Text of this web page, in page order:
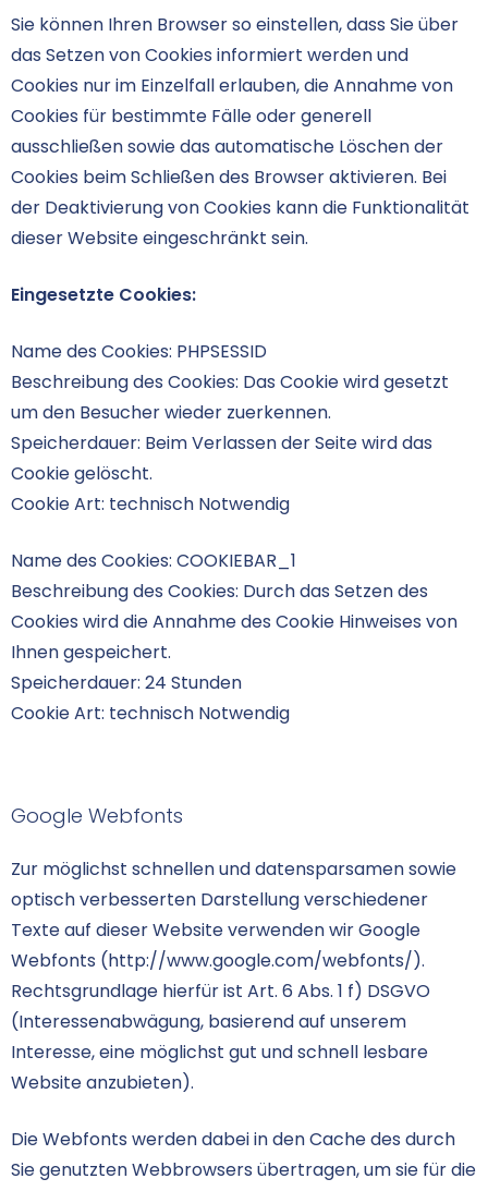
Sie können Ihren Browser so einstellen, dass Sie über
das Setzen von Cookies informiert werden und
Cookies nur im Einzelfall erlauben, die Annahme von
Cookies für bestimmte Fälle oder generell
ausschließen sowie das automatische Löschen der
Cookies beim Schließen des Browser aktivieren. Bei
der Deaktivierung von Cookies kann die Funktionalität
dieser Website eingeschränkt sein.
Eingesetzte Cookies:
Name des Cookies: PHPSESSID
Beschreibung des Cookies: Das Cookie wird gesetzt
um den Besucher wieder zuerkennen.
Speicherdauer: Beim Verlassen der Seite wird das
Cookie gelöscht.
Cookie Art: technisch Notwendig
Name des Cookies: COOKIEBAR_1
Beschreibung des Cookies: Durch das Setzen des
Cookies wird die Annahme des Cookie Hinweises von
Ihnen gespeichert.
Speicherdauer: 24 Stunden
Cookie Art: technisch Notwendig
Google Webfonts
Zur möglichst schnellen und datensparsamen sowie
optisch verbesserten Darstellung verschiedener
Texte auf dieser Website verwenden wir Google
Webfonts (http://www.google.com/webfonts/).
Rechtsgrundlage hierfür ist Art. 6 Abs. 1 f) DSGVO
(Interessenabwägung, basierend auf unserem
Interesse, eine möglichst gut und schnell lesbare
Website anzubieten).
Die Webfonts werden dabei in den Cache des durch
Sie genutzten Webbrowsers übertragen, um sie für die